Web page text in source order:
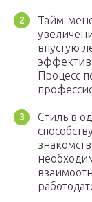
Тайм-
впустую
Процесс
Стиль в